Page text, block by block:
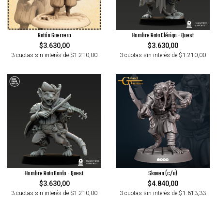
Ratón Guerrero
$3.630,00
3 cuotas sin interés de $1.210,00
Hombre Rata Clérigo - Quest
$3.630,00
3 cuotas sin interés de $1.210,00
Hombre Rata Bardo - Quest
$3.630,00
3 cuotas sin interés de $1.210,00
Skaven (c/u)
$4.840,00
3 cuotas sin interés de $1.613,33